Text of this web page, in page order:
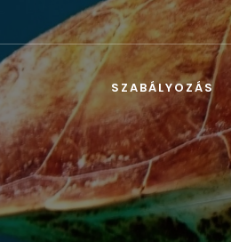
SZABÁLYOZÁS